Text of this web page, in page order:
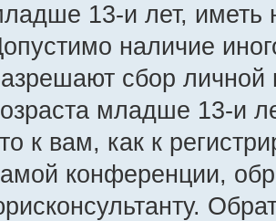
13-и лет, иметь
наличие
сбор
младше 13-и
к вам, как к
конференции,